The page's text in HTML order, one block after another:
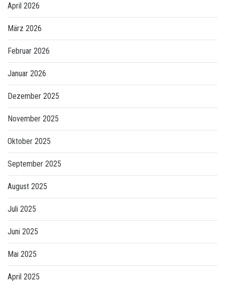
April 2026
März 2026
Februar 2026
Januar 2026
Dezember 2025
November 2025
Oktober 2025
September 2025
August 2025
Juli 2025
Juni 2025
Mai 2025
April 2025